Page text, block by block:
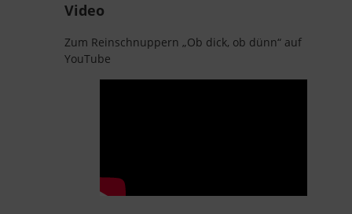
Video
Zum Reinschnuppern „Ob dick, ob dünn“ auf
YouTube